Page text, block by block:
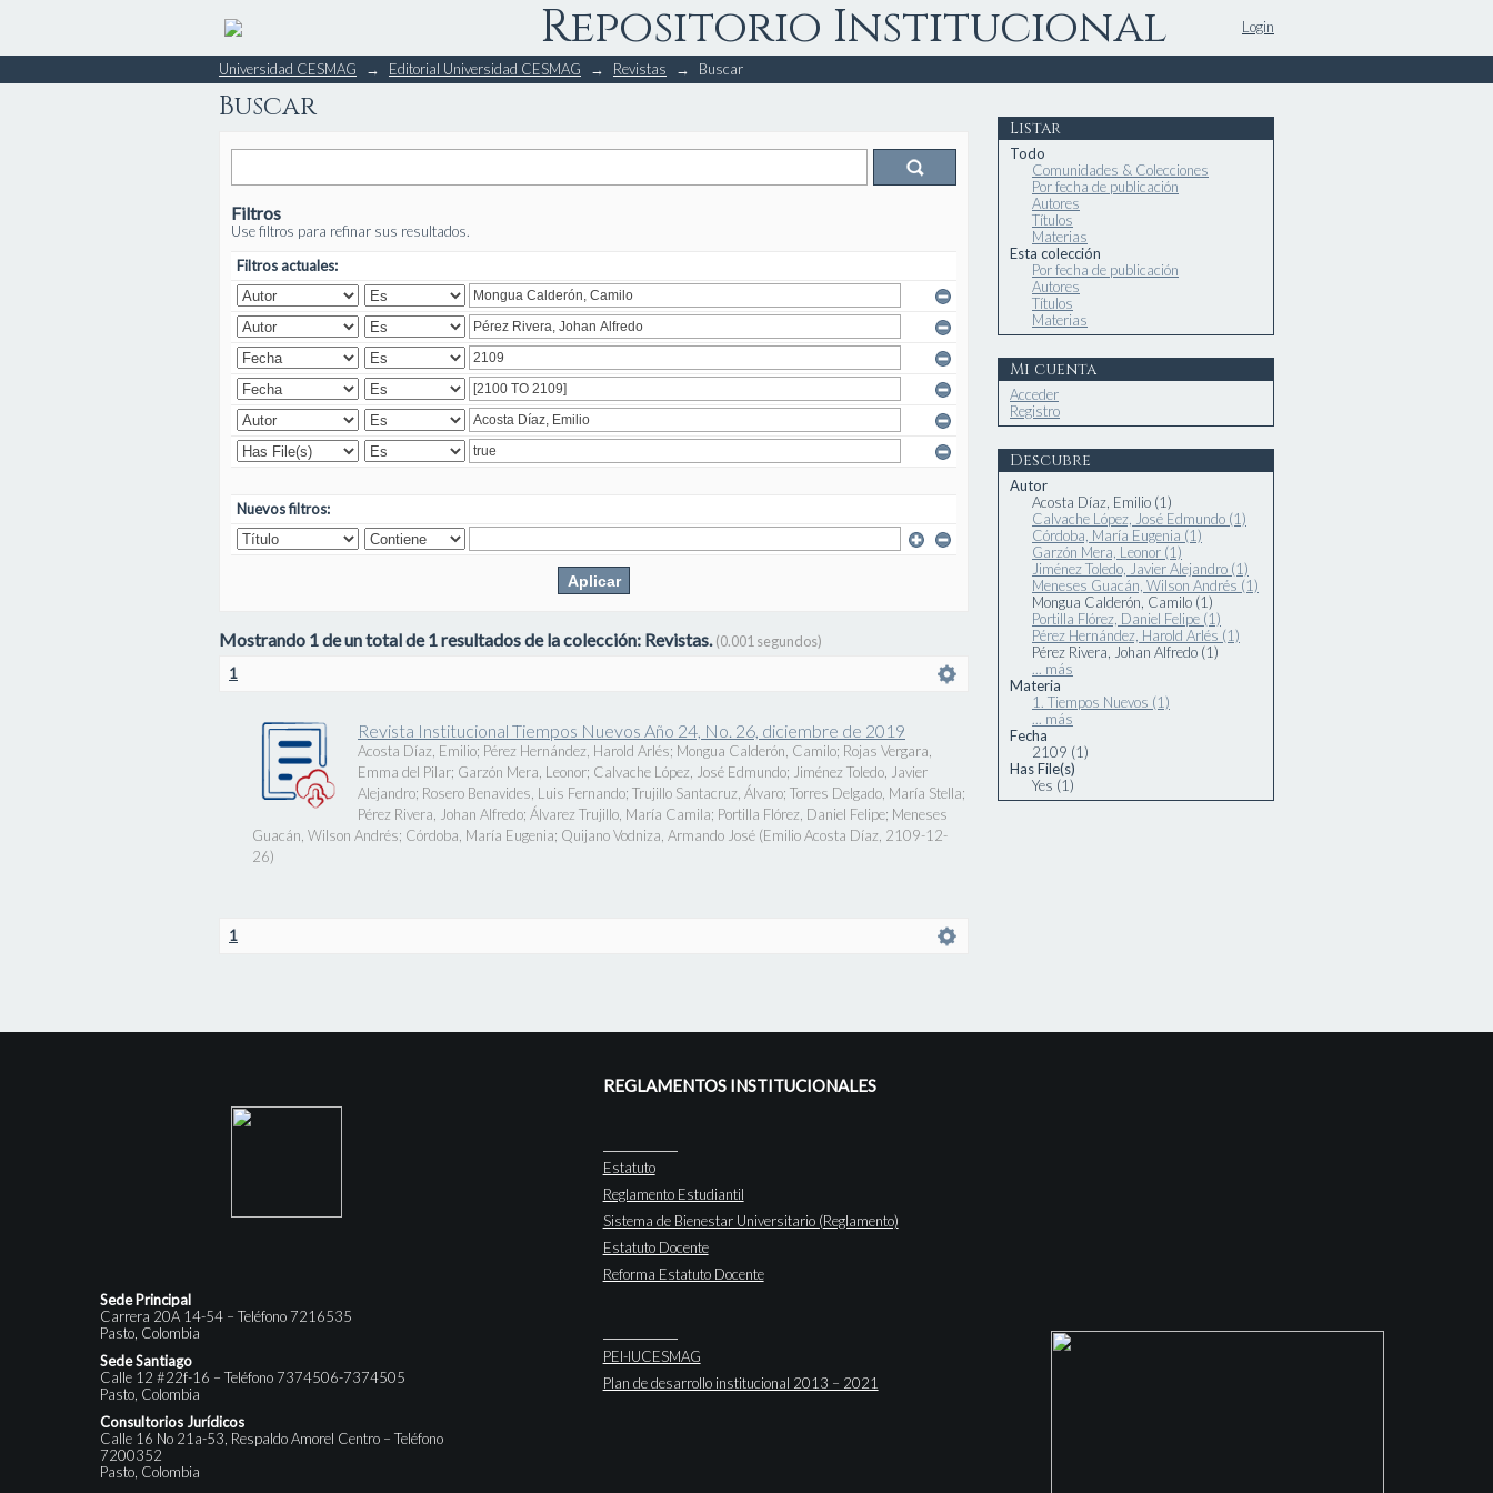
Repositorio Institucional
Buscar
Login
Universidad CESMAG → Editorial Universidad CESMAG → Revistas → Buscar
Buscar
Filtros
Use filtros para refinar sus resultados.
Filtros actuales:
Nuevos filtros:
Mostrando 1 de un total de 1 resultados de la colección: Revistas.(0.001 segundos)
1
Revista Institucional Tiempos Nuevos Año 24, No. 26, diciembre de 2019
Acosta Díaz, Emilio; Pérez Hernández, Harold Arlés; Mongua Calderón, Camilo; Rojas Vergara,
Emma del Pilar; Garzón Mera, Leonor; Calvache López, José Edmundo; Jiménez Toledo, Javier
Alejandro; Rosero Benavides, Luis Fernando; Trujillo Santacruz, Álvaro; Torres Delgado, María Stella;
Pérez Rivera, Johan Alfredo; Álvarez Trujillo, María Camila; Portilla Flórez, Daniel Felipe; Meneses
Guacán, Wilson Andrés; Córdoba, María Eugenia; Quijano Vodniza, Armando José (Emilio Acosta Díaz 2109-12-
26)
1
Listar
Todo
Comunidades & Colecciones
Por fecha de publicación
Autores
Títulos
Materias
Esta colección
Por fecha de publicación
Autores
Títulos
Materias
Mi cuenta
Acceder
Registro
Descubre
Autor
Acosta Díaz, Emilio (1)
Calvache López, José Edmundo (1)
Córdoba, María Eugenia (1)
Garzón Mera, Leonor (1)
Jiménez Toledo, Javier Alejandro (1)
Meneses Guacán, Wilson Andrés (1)
Mongua Calderón, Camilo (1)
Portilla Flórez, Daniel Felipe (1)
Pérez Hernández, Harold Arlés (1)
Pérez Rivera, Johan Alfredo (1)
... más
Materia
1. Tiempos Nuevos (1)
... más
Fecha
2109 (1)
Has File(s)
Yes (1)
Sede Principal
Carrera 20A 14-54 – Teléfono 7216535
Pasto, Colombia
Sede Santiago
Calle 12 #22f-16 – Teléfono 7374506-7374505
Pasto, Colombia
Consultorios Jurídicos
Calle 16 No 21a-53, Respaldo Amorel Centro – Teléfono
7200352
Pasto, Colombia
REGLAMENTOS INSTITUCIONALES
Estatuto
Reglamento Estudiantil
Sistema de Bienestar Universitario (Reglamento)
Estatuto Docente
Reforma Estatuto Docente
PEI-IUCESMAG
Plan de desarrollo institucional 2013 – 2021